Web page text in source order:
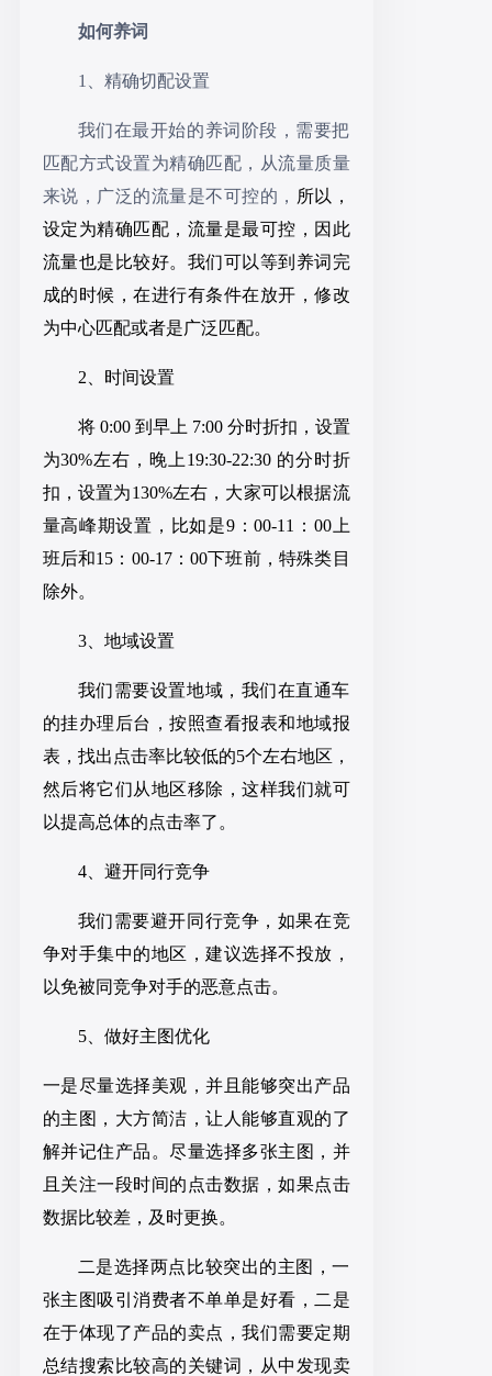
如何养词
1、精确切配设置
我们在最开始的养词阶段，需要把
匹配方式设置为精确匹配，从流量质量
来说，广泛的流量是不可控的， 所以，
设定为精确匹配，流量是最可控，因此
流量也是比较好。我们可以等到养词完
成的时候，在进行有条件在放开，修改
为中心匹配或者是广泛匹配。
2、时间设置
将0:00 到早上 7:00 分时折扣，设置
为30%左右 ， 晚上19:30-22:30 的分时折
扣，设置为130%左右 ， 大家可以根据流
量高峰期设置，比如是9：00-11：00上
班后和15：00-17：00下班前，特殊类目
除外。
3、地域设置
我们需要设置地域，我们在直通车
的挂办理后台，按照查看报表和地域报
表，找出点击率比较低的5个左右地区，
然后将它们从地区移除，这样我们就可
以提高总体的点击率了。
4、避开同行竞争
我们需要避开同行竞争，如果在竞
争对手集中的地区，建议选择不投放，
以免被同竞争对手的恶意点击。
5、做好主图优化
一是尽量选择美观，并且能够突出产品
的主图，大方简洁，让人能够直观的了
解并记住产品。尽量选择多张主图，并
且关注一段时间的点击数据，如果点击
数据比较差，及时更换。
二是选择两点比较突出的主图，一
张主图吸引消费者不单单是好看，二是
在于体现了产品的卖点，我们需要定期
总结搜索比较高的关键词 ， 从中发现卖